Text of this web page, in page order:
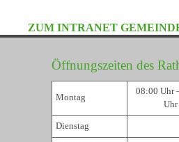
ZUM INTRANET
Öffnungszeiten des
Montag
08:00 Uhr
Uhr
Dienstag